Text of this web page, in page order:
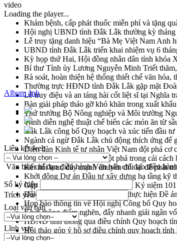
video
Loading the player...
Khám bệnh, cấp phát thuốc miễn phí và tặng
Hội nghị UBND tỉnh Đắk Lắk thường kỳ tháng
Lễ truy tặng danh hiệu “Bà Mẹ Việt Nam Anh
UBND tỉnh Đắk Lắk triển khai nhiệm vụ 6
Kỳ họp thứ Hai, Hội đồng nhân dân tỉnh khóa
Bí thư Tỉnh ủy Lương Nguyễn Minh Triết
Rà soát, hoàn thiện hệ thống thiết chế văn hóa,
Thường trực HĐND tỉnh Đắk Lắk gặp mặt
Lễ truy điệu và an táng hài cốt liệt sĩ tại Nghĩa
Bàn giải pháp tháo gỡ khó khăn trong xuất
Thứ trưởng Bộ Nông nghiệp và Môi trường
Trình diễn nghệ thuật chế biến các món ăn từ
Đắk Lắk công bố Quy hoạch và xúc tiến đầu tư
Ngành cá ngừ Đắk Lắk chủ động thích ứng để
Diễn đàn Kinh tế tư nhân Việt Nam đột phá cơ
Đề án 06 tạo bước ngoặt đột phá trong cải
Kết nối tour, đẩy mạnh chuyển đổi số để phát
Khởi động Dự án Đầu tư xây dựng hạ tầng kỹ
Gặp mặt các cơ quan báo chí nhân Kỷ niệm
Đắk Lắk sơ kết 4 năm triển khai thực hiện Đề
Họp báo thông tin về Hội nghị Công bố Quy
Khơi thông điểm nghẽn, đẩy nhanh giải ngân
HĐND tỉnh thông qua điều chỉnh Quy hoạch
Hội thảo góp ý hồ sơ điều chỉnh quy hoạch
Nâng cao hiệu quả hoạt động của các doanh
Album ảnh
Liên kết web
Văn bản chỉ đạo điều hành Văn bản chỉ đạo điều
Số ký hiệu
Trích yếu
Loại văn bản
Lĩnh vực